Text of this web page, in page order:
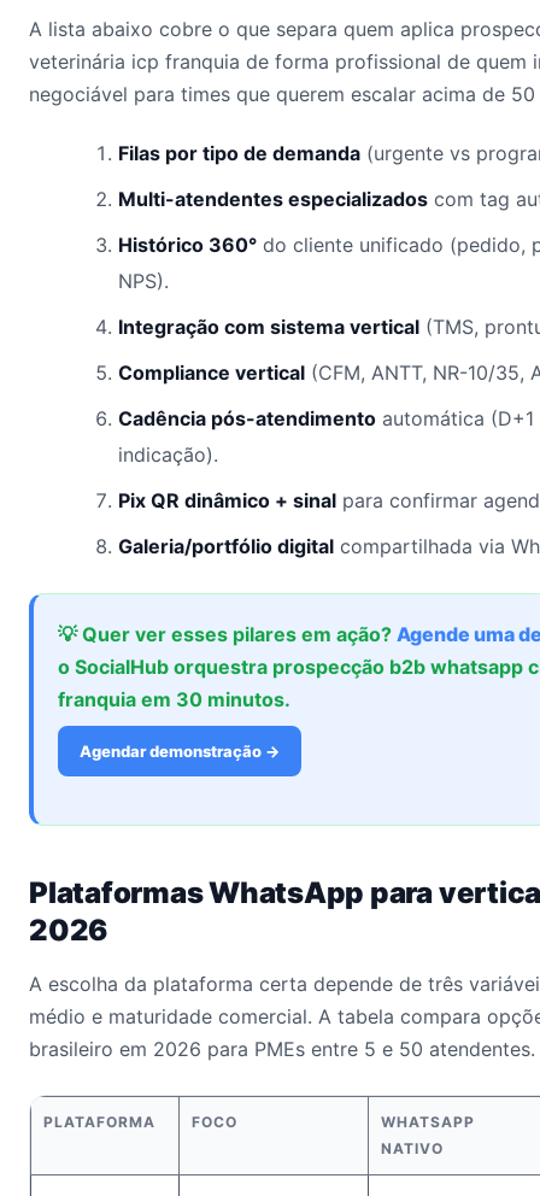
A lista abaixo cobre o que separa quem aplica
veterinária icp franquia de forma profissional de quem
negociável para times que querem escalar acima de
Filas por tipo de demanda (urgente vs
Multi-atendentes especializados com tag
Histórico 360° do cliente unificado (pedido,
NPS).
Integração com sistema vertical (TMS,
Compliance vertical (CFM, ANTT, NR-10/35,
Cadência pós-atendimento automática
indicação).
Pix QR dinâmico + sinal para confirmar
Galeria/portfólio digital compartilhada via
💡 Quer ver esses pilares em ação? Agende uma
o SocialHub orquestra prospecção b2b whatsapp
franquia em 30 minutos.
Agendar demonstração →
Plataformas WhatsApp para
2026
A escolha da plataforma certa depende de três
médio e maturidade comercial. A tabela compara
brasileiro em 2026 para PMEs entre 5 e 50 atendentes.
PLATAFORMA FOCO
WHATSAPP
NATIVO